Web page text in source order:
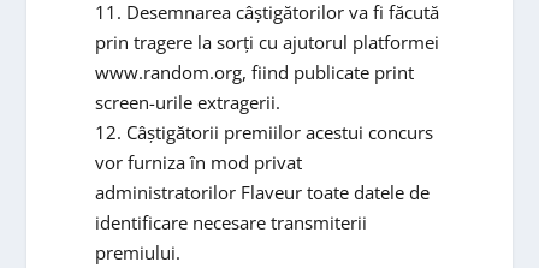
11. Desemnarea câștigătorilor va fi făcută
prin tragere la sorți cu ajutorul platformei
www.random.org, fiind publicate print
screen-urile extragerii.
12. Câștigătorii premiilor acestui concurs
vor furniza în mod privat
administratorilor Flaveur toate datele de
identificare necesare transmiterii
premiului.